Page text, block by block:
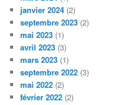
janvier 2024 (2)
septembre 2023 (2)
mai 2023 (1)
avril 2023 (3)
mars 2023 (1)
septembre 2022 (3)
mai 2022 (2)
février 2022 (2)